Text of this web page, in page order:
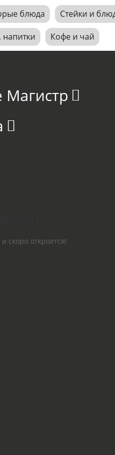
блюда Стейки и
напитки Кофе и чай
Магистр
скоро откроется!